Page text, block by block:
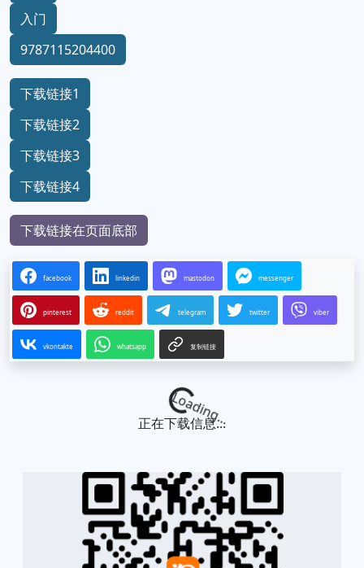
入门
9787115204400
下载链接1
下载链接2
下载链接3
下载链接4
下载链接在页面底部
facebook linkedin mastodon messenger
pinterest reddit telegram twitter viber
vkontakte whatsapp 复制链接
Loading...
正在下载信息...